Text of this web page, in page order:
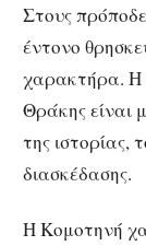
Στους
έντονο
χαρακτήρα. Η
Θράκης είναι
της
διασκέδασης.
Η Κομοτηνή